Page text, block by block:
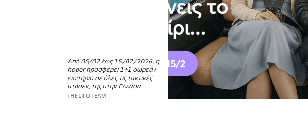
Από 06/02 έως 15/02/2026, η
hoper προσφέρει 1+1 δωρεάν
εισιτήριο σε όλες τις τακτικές
πτήσεις της στην Ελλάδα.
THE LIFO TEAM